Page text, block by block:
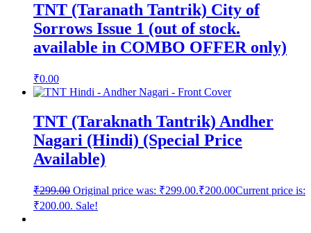
TNT (Taranath Tantrik) City of
Sorrows Issue 1 (out of stock.
available in COMBO OFFER only)
₹0.00
TNT (Taraknath Tantrik) Andher
Nagari (Hindi) (Special Price
Available)
₹299.00 Original price was: ₹299.00.₹200.00Current price is:
₹200.00. Sale!